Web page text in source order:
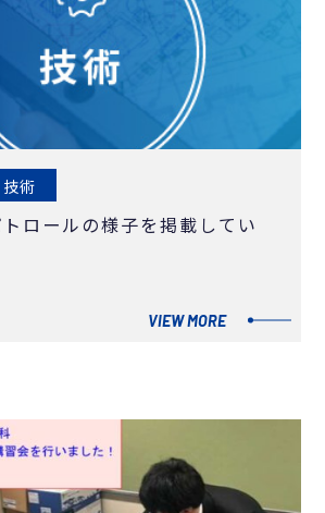
技術
ロールの様子を掲載してい
VIEW MORE